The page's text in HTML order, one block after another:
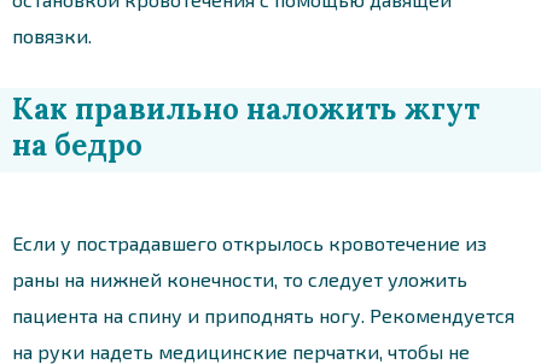
повязки.
Как правильно наложить жгут
на бедро
Если у пострадавшего открылось кровотечение из
раны на нижней конечности, то следует уложить
пациента на спину и приподнять ногу. Рекомендуется
на руки надеть медицинские перчатки, чтобы не